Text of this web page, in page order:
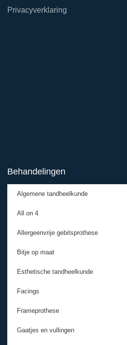
Privacyverklaring
Behandelingen
Algemene tandheelkunde
All on 4
Allergeenvrije gebitsprothese
Bitje op maat
Esthetische tandheelkunde
Facings
Frameprothese
Gaatjes en vullingen